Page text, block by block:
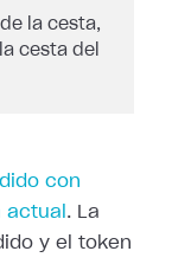
la cesta,
cesta del
con
. La
y el token